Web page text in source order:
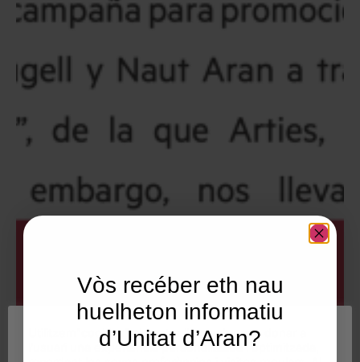
Utilitzem"cookies" al nostre lloc web per a donar a
l'usuari una experiència personalitzada i optimitzada,
Vòs recéber eth nau
huelheton informatiu
d’Unitat d’Aran?